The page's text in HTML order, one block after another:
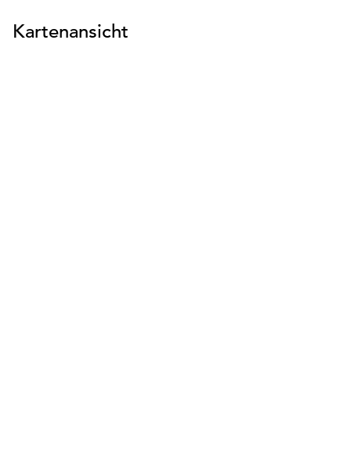
Kartenansicht